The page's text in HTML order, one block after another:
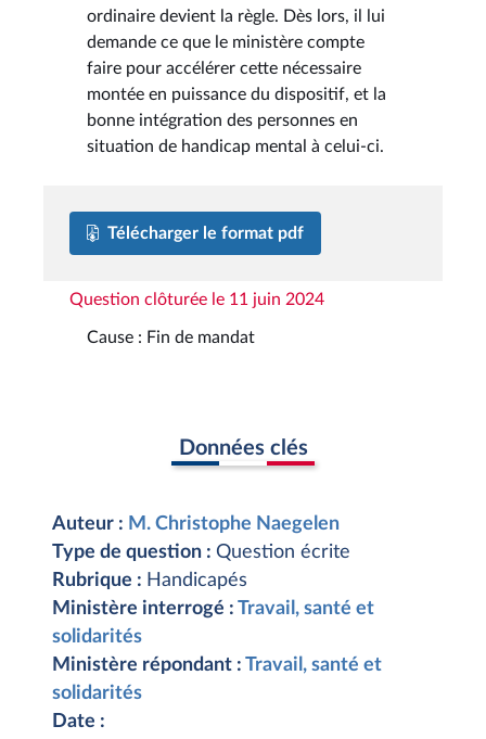
ordinaire devient la règle. Dès lors, il lui
demande ce que le ministère compte
faire pour accélérer cette nécessaire
montée en puissance du dispositif, et la
bonne intégration des personnes en
situation de handicap mental à celui-ci.
Télécharger le format pdf
Question clôturée le 11 juin 2024
Cause : Fin de mandat
Données clés
Auteur : M. Christophe Naegelen
Type de question : Question écrite
Rubrique : Handicapés
Ministère interrogé : Travail, santé et
solidarités
Ministère répondant : Travail, santé et
solidarités
Date :